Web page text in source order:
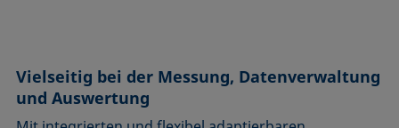
Vielseitig bei der Messung, Datenverwaltung
und Auswertung